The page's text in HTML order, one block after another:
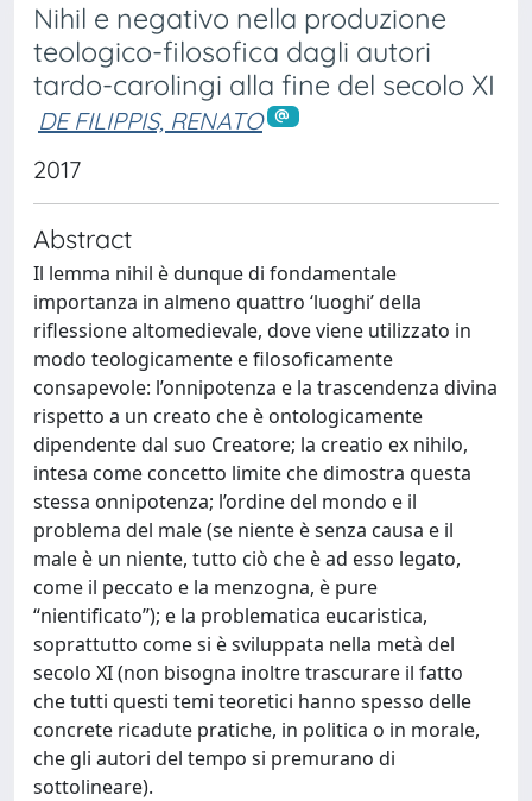
Nihil e negativo nella produzione
teologico-filosofica dagli autori
tardo-carolingi alla fine del secolo XI
DE FILIPPIS, RENATO
2017
Abstract
Il lemma nihil è dunque di fondamentale
importanza in almeno quattro ‘luoghi’ della
riflessione altomedievale, dove viene utilizzato in
modo teologicamente e filosoficamente
consapevole: l’onnipotenza e la trascendenza divina
rispetto a un creato che è ontologicamente
dipendente dal suo Creatore; la creatio ex nihilo,
intesa come concetto limite che dimostra questa
stessa onnipotenza; l’ordine del mondo e il
problema del male (se niente è senza causa e il
male è un niente, tutto ciò che è ad esso legato,
come il peccato e la menzogna, è pure
“nientificato”); e la problematica eucaristica,
soprattutto come si è sviluppata nella metà del
secolo XI (non bisogna inoltre trascurare il fatto
che tutti questi temi teoretici hanno spesso delle
concrete ricadute pratiche, in politica o in morale,
che gli autori del tempo si premurano di
sottolineare).